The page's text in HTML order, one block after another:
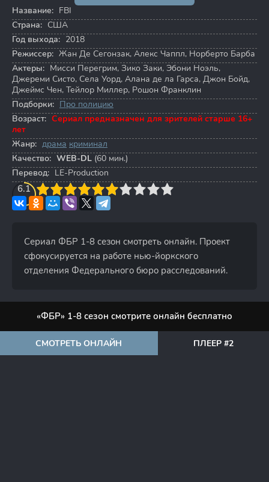
Название: FBI
Страна: США
Год выхода: 2018
Режиссер: Жан Де Сегонзак, Алекс Чаппл, Норберто Барба
Актеры: Мисси Перегрим, Зико Заки, Эбони Ноэль,
Джереми Систо, Села Уорд, Алана де ла Гарса, Джон Бойд,
Джеймс Чен, Тейлор Миллер, Рошон Франклин
Подборки: Про полицию
Возраст: Сериал предназначен для зрителей старше 16+
лет
Жанр: драма криминал
Качество: WEB-DL (60 мин.)
Перевод: LE-Production
6.1
4 5 6 7 8 9 10
Сериал ФБР 1-8 сезон смотреть онлайн. Проект
сфокусируется на работе нью-йоркского
отделения Федерального бюро расследований.
«ФБР» 1-8 сезон смотрите онлайн бесплатно
СМОТРЕТЬ ОНЛАЙН ПЛЕЕР #2